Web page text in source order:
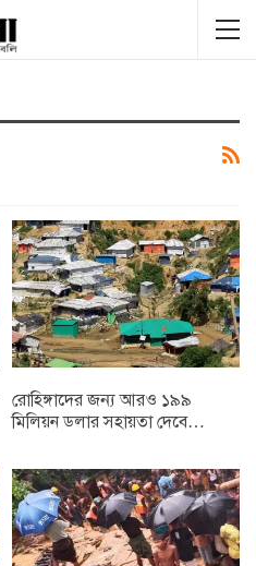
রোহিঙ্গাদের জন্য আরও ১৯৯
মিলিয়ন ডলার সহায়তা দেবে…